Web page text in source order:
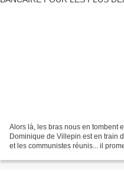
Alors là, les bras nous en tombent
Dominique de Villepin est en train
et les communistes réunis... il